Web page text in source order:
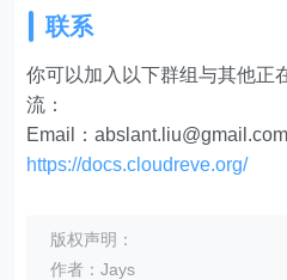
联系
你可以加入以下群组与其他正
流：
Email：abslant.liu@gmail.com
https://docs.cloudreve.org/
版权声明：
作者：Jays